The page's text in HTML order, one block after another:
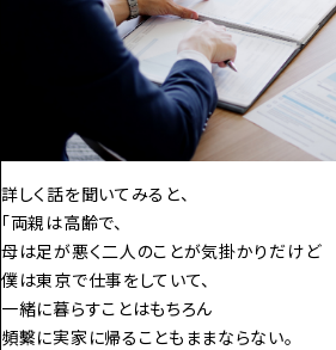
詳しく話を聞いてみると、
「両親は高齢で、
母は足が悪く二人のことが気掛かりだけど
僕は東京で仕事をしていて、
一緒に暮らすことはもちろん
頻繫に実家に帰ることもままならない。